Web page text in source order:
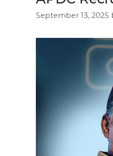
September 13, 2025